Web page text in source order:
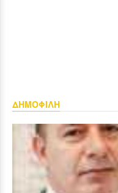
ΔΗΜΟΦΙΛΗ